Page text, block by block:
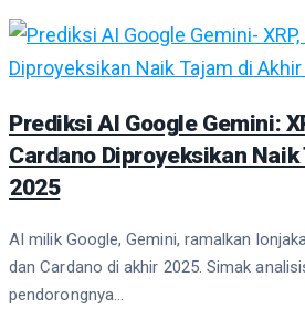
Prediksi AI Google Gemini:
Cardano Diproyeksikan
2025
AI milik Google, Gemini, ramalkan
dan Cardano di akhir 2025. Simak
pendorongnya...